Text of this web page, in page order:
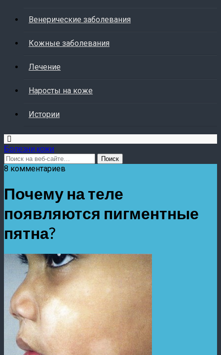
Венерические заболевания
Кожные заболевания
Лечение
Наросты на коже
Истории
Болезни кожи
8 комментариев
Почему на теле
появляются пигментные
пятна?